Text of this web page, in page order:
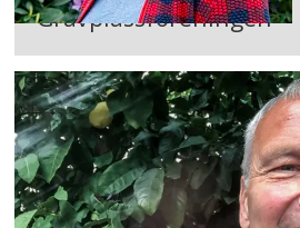
Gravplassforeningen